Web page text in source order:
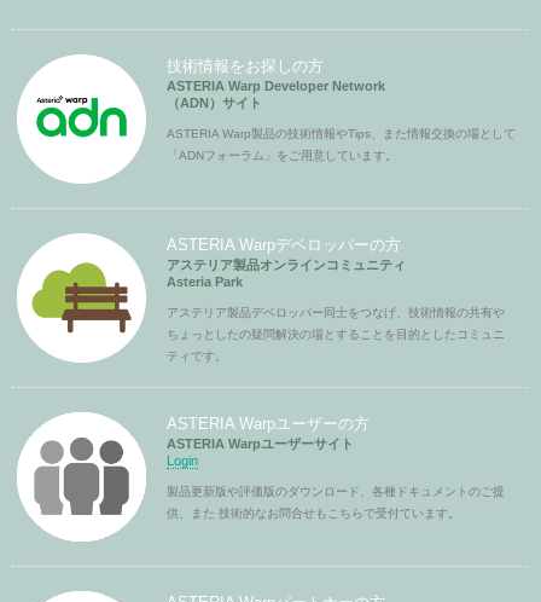
技術情報をお探しの方
ASTERIA Warp Developer Network
（ADN）サイト
ASTERIA Warp製品の技術情報やTips、また情報交換の場として
「ADNフォーラム」をご用意しています。
ASTERIA Warpデベロッパーの方
アステリア製品オンラインコミュニティ
Asteria Park
アステリア製品デベロッパー同士をつなげ、技術情報の共有や
ちょっとしたの疑問解決の場とすることを目的としたコミュニ
ティです。
ASTERIA Warpユーザーの方
ASTERIA Warpユーザーサイト
Login
製品更新版や評価版のダウンロード、各種ドキュメントのご提
供、また 技術的なお問合せもこちらで受付ています。